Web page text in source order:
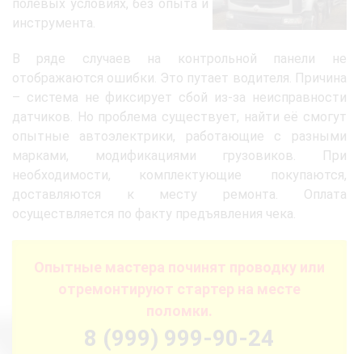
полевых условиях, без опыта и
инструмента.
В ряде случаев на контрольной панели не
отображаются ошибки. Это путает водителя. Причина
– система не фиксирует сбой из-за неисправности
датчиков. Но проблема существует, найти её смогут
опытные автоэлектрики, работающие с разными
марками, модификациями грузовиков. При
необходимости, комплектующие покупаются,
доставляются к месту ремонта. Оплата
осуществляется по факту предъявления чека.
Опытные мастера починят проводку или
отремонтируют стартер на месте
поломки.
8 (999) 999-90-24